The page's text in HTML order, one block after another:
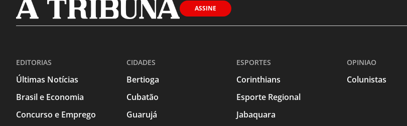
ASSINE
EDITORIAS
Últimas Notícias
Brasil e Economia
Concurso e Emprego
CIDADES
Bertioga
Cubatão
Guarujá
ESPORTES
Corinthians
Esporte Regional
Jabaquara
OPINIAO
Colunistas